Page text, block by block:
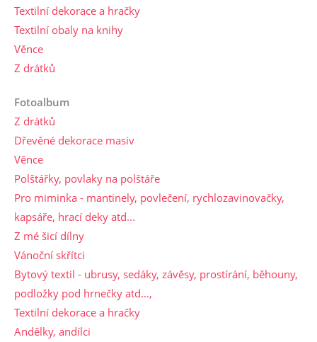
Textilní dekorace a hračky
Textilní obaly na knihy
Věnce
Z drátků
Fotoalbum
Z drátků
Dřevěné dekorace masiv
Věnce
Polštářky, povlaky na polštáře
Pro miminka - mantinely, povlečení, rychlozavinovačky,
kapsáře, hrací deky atd...
Z mé šicí dílny
Vánoční skřítci
Bytový textil - ubrusy, sedáky, závěsy, prostírání, běhouny,
podložky pod hrnečky atd...,
Textilní dekorace a hračky
Andělky, andílci